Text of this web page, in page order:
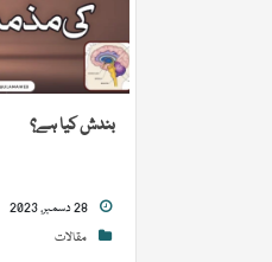
بندش کیا ہے؟
مقالات